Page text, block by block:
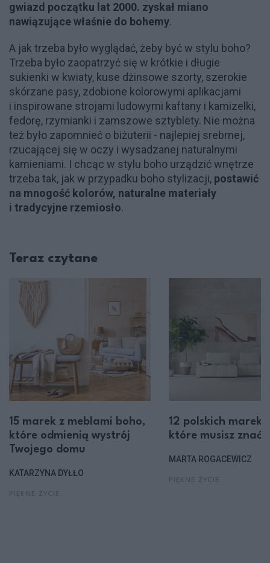
gwiazd początku lat 2000. zyskał miano
nawiązujące właśnie do bohemy.
A jak trzeba było wyglądać, żeby być w stylu boho?
Trzeba było zaopatrzyć się w krótkie i długie
sukienki w kwiaty, kuse dżinsowe szorty, szerokie
skórzane pasy, zdobione kolorowymi aplikacjami
i inspirowane strojami ludowymi kaftany i kamizelki,
fedorę, rzymianki i zamszowe sztyblety. Nie można
też było zapomnieć o biżuterii - najlepiej srebrnej,
rzucającej się w oczy i wysadzanej naturalnymi
kamieniami. I chcąc w stylu boho urządzić wnętrze
trzeba tak, jak w przypadku boho stylizacji, postawić
na mnogość kolorów, naturalne materiały
i tradycyjne rzemiosło.
Teraz czytane
15 marek z meblami boho,
które odmienią wystrój
Twojego domu
KATARZYNA DYŁŁO
12 polskich marek
które musisz znać
MARTA ROGACEWICZ